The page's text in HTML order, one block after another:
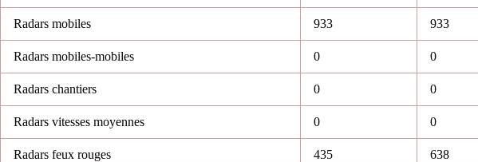
Radars mobiles 933 933
Radars mobiles-mobiles 0 0
Radars chantiers 0 0
Radars vitesses moyennes 0 0
Radars feux rouges 435 638